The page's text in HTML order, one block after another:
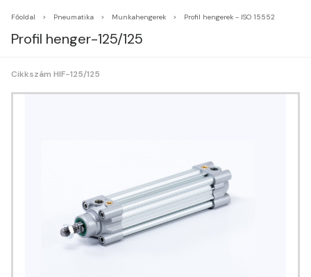
Főoldal Pneumatika Munkahengerek Profil hengerek - ISO 15552
Profil henger-125/125
Cikkszám HIF-125/125